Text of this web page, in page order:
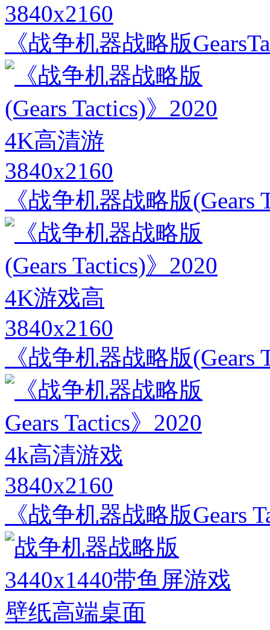
3840x2160
《战争机器战略版
3840x2160
《战争机器战略版
3840x2160
《战争机器战略版
3840x2160
《战争机器战略版Gears